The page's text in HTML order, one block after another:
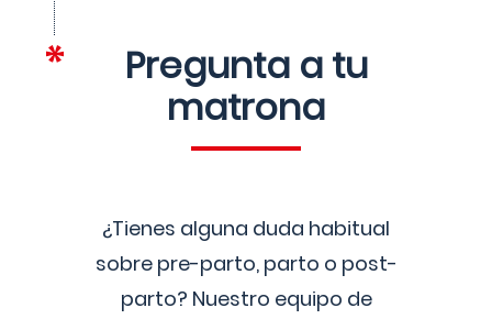
Pregunta a tu
matrona
¿Tienes alguna duda habitual
sobre pre-parto, parto o post-
parto? Nuestro equipo de